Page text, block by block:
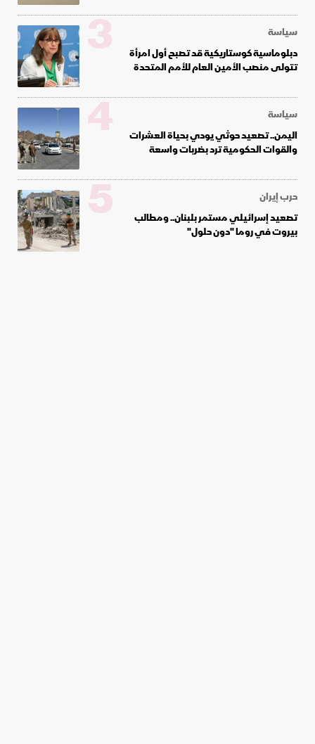
سياسة
دبلوماسية كوستاريكية قد تصبح أول امرأة
تتولى منصب الأمين العام للأمم المتحدة
3
سياسة
اليمن.. تصعيد حوثي يودي بحياة العشرات
والقوات الحكومية ترد بضربات واسعة
4
حرب إيران
تصعيد إسرائيلي مستمر بلبنان.. ومطالب
بيروت في روما "دون حلول"
5